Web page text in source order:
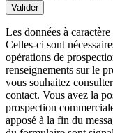
Valider
Les données à
Celles-ci sont
opérations de
renseignements sur le
vous souhaitez
contact. Vous avez la
prospection
apposé à la fin du